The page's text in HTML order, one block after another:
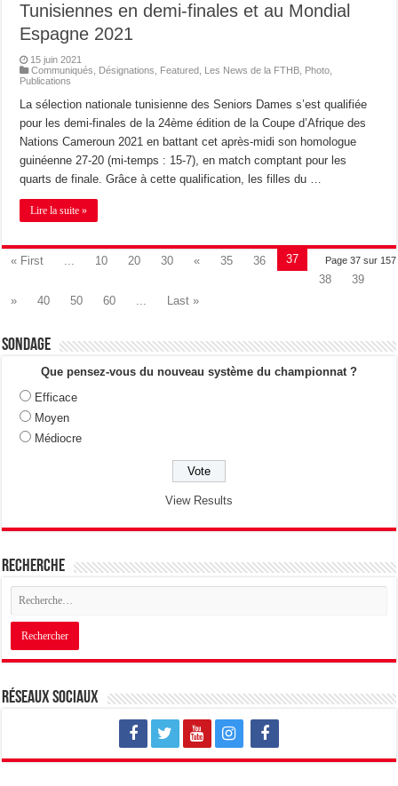
Tunisiennes en demi-finales et au Mondial
Espagne 2021
15 juin 2021
Communiqués
Désignations Featured Les News de la FTHB Photo
Publications
La sélection nationale tunisienne des Seniors Dames s’est qualifiée
pour les demi-finales de la 24ème édition de la Coupe d’Afrique des
Nations Cameroun 2021 en battant cet après-midi son homologue
guinéenne 27-20 (mi-temps : 15-7), en match comptant pour les
quarts de finale. Grâce à cette qualification, les filles du …
Lire la suite »
Page 37 sur 157
« First ... 10 20 30 « 35 36
37
38
39
»
40 50 60 ... Last »
Sondage
Que pensez-vous du nouveau système du championnat ?
Efficace
Moyen
Médiocre
View Results
Recherche
Réseaux sociaux